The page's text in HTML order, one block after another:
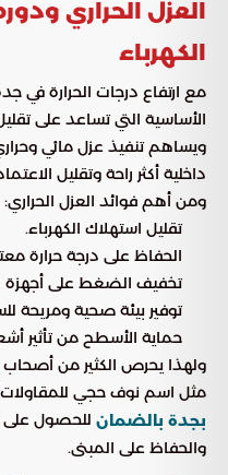
العزل الحراري
الكهرباء
مع ارتفاع درجات الحرارة في
الأساسية التي تساعد على
ويساهم تنفيذ عزل مائي
داخلية أكثر راحة وتقليل
ومن أهم فوائد العزل الحراري:
تقليل استهلاك الكهرباء.
الحفاظ على درجة حرارة
تخفيف الضغط على أجهزة
توفير بيئة صحية ومريحة
حماية الأسطح من تأثير
ولهذا يحرص الكثير من أصحاب
مثل اسم نوف حجي للمقاولات
بجدة بالضمان للحصول على
والحفاظ على المبنى.